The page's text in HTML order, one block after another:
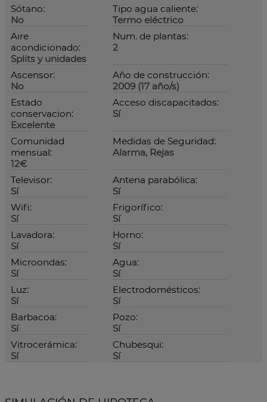
Sótano:
No
Tipo agua caliente:
Termo eléctrico
Aire
acondicionado:
Splits y unidades
Num. de plantas:
2
Ascensor:
No
Año de construcción:
2009 (17 año/s)
Estado
conservacion:
Excelente
Acceso discapacitados:
Sí
Comunidad
mensual:
12€
Medidas de Seguridad:
Alarma, Rejas
Televisor:
Sí
Antena parabólica:
Sí
Wifi:
Sí
Frigorífico:
Sí
Lavadora:
Sí
Horno:
Sí
Microondas:
Sí
Agua:
Sí
Luz:
Sí
Electrodomésticos:
Sí
Barbacoa:
Sí
Pozo:
Sí
Vitrocerámica:
Sí
Chubesqui:
Sí